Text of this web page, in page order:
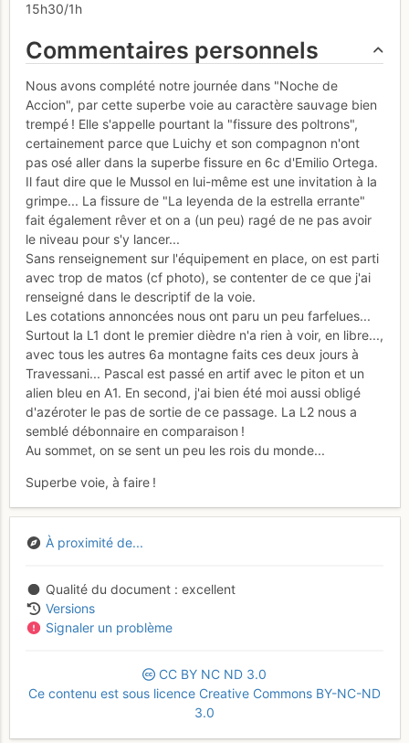
15h30/1h
Commentaires personnels
Nous avons complété notre journée dans "Noche de
Accion", par cette superbe voie au caractère sauvage bien
trempé ! Elle s'appelle pourtant la "fissure des poltrons",
certainement parce que Luichy et son compagnon n'ont
pas osé aller dans la superbe fissure en 6c d'Emilio Ortega.
Il faut dire que le Mussol en lui-même est une invitation à la
grimpe... La fissure de "La leyenda de la estrella errante"
fait également rêver et on a (un peu) ragé de ne pas avoir
le niveau pour s'y lancer...
Sans renseignement sur l'équipement en place, on est parti
avec trop de matos (cf photo), se contenter de ce que j'ai
renseigné dans le descriptif de la voie.
Les cotations annoncées nous ont paru un peu farfelues...
Surtout la L1 dont le premier dièdre n'a rien à voir, en libre...,
avec tous les autres 6a montagne faits ces deux jours à
Travessani... Pascal est passé en artif avec le piton et un
alien bleu en A1. En second, j'ai bien été moi aussi obligé
d'azéroter le pas de sortie de ce passage. La L2 nous a
semblé débonnaire en comparaison !
Au sommet, on se sent un peu les rois du monde...
Superbe voie, à faire !
À proximité de...
Qualité du document
excellent
Versions
Signaler un problème
CC BY NC ND 3.0
Ce contenu est sous licence Creative Commons BY-NC-ND
3.0